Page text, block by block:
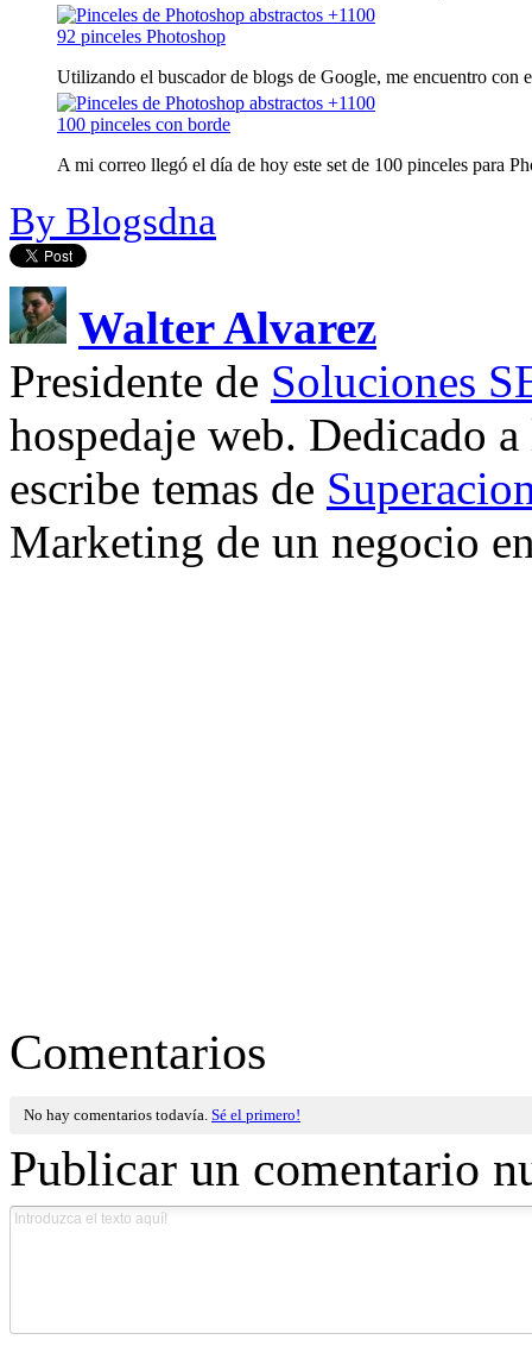
92 pinceles Photoshop
Utilizando el buscador de blogs de Google, me encuentro con
100 pinceles con borde
A mi correo llegó el día de hoy este set de 100 pinceles para
By Blogsdna
Walter Alvarez
Presidente de Soluciones
hospedaje web. Dedicado
escribe temas de
Marketing de un negocio
Comentarios
No hay comentarios todavía. Sé el primero!
Publicar un comentario